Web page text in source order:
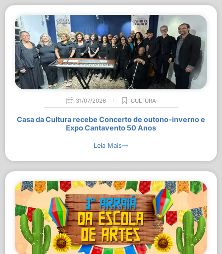
31/07/2026 CULTURA
Casa da Cultura recebe Concerto de outono-inverno e
Expo Cantavento 50 Anos
Leia Mais